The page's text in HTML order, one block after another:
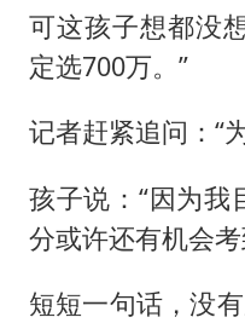
可这孩子想都没
定选700万。”
记者赶紧追问：“
孩子说：“因为我
分或许还有机会考
短短一句话，没